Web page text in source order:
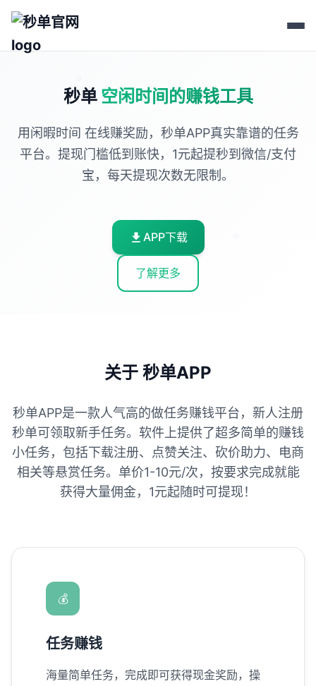
秒单 空闲时间的赚钱工具
用闲暇时间 在线赚奖励，秒单APP真实靠谱的任务
平台。提现门槛低到账快，1元起提秒到微信/支付
宝，每天提现次数无限制。
APP下载
了解更多
关于 秒单APP
秒单APP是一款人气高的做任务赚钱平台，新人注册
秒单可领取新手任务。软件上提供了超多简单的赚钱
小任务，包括下载注册、点赞关注、砍价助力、电商
相关等悬赏任务。单价1-10元/次，按要求完成就能
获得大量佣金，1元起随时可提现！
💰
任务赚钱
海量简单任务，完成即可获得现金奖励，操